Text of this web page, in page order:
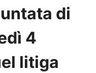
di
4
litiga